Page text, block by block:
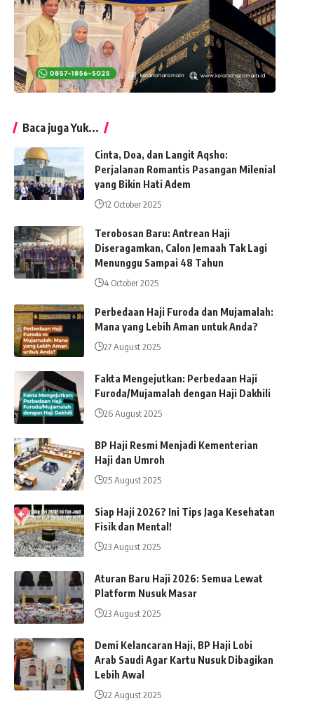
Baca juga Yuk...
Cinta, Doa, dan Langit Aqsho:
Perjalanan Romantis Pasangan Milenial
yang Bikin Hati Adem
12 October 2025
Terobosan Baru: Antrean Haji
Diseragamkan, Calon Jemaah Tak Lagi
Menunggu Sampai 48 Tahun
4 October 2025
Perbedaan Haji Furoda dan Mujamalah:
Mana yang Lebih Aman untuk Anda?
27 August 2025
Fakta Mengejutkan: Perbedaan Haji
Furoda/Mujamalah dengan Haji Dakhili
26 August 2025
BP Haji Resmi Menjadi Kementerian
Haji dan Umroh
25 August 2025
Siap Haji 2026? Ini Tips Jaga Kesehatan
Fisik dan Mental!
23 August 2025
Aturan Baru Haji 2026: Semua Lewat
Platform Nusuk Masar
23 August 2025
Demi Kelancaran Haji, BP Haji Lobi
Arab Saudi Agar Kartu Nusuk Dibagikan
Lebih Awal
22 August 2025